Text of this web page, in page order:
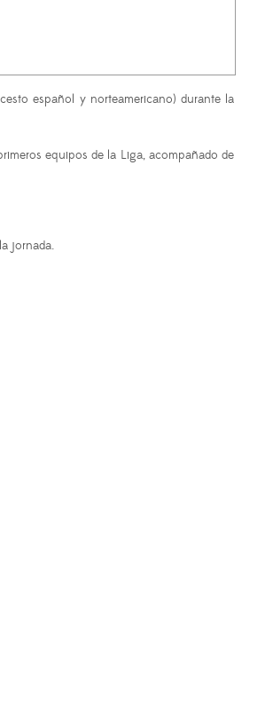
español y norteamericano) durante la
equipos de la Liga, acompañado de
jornada.